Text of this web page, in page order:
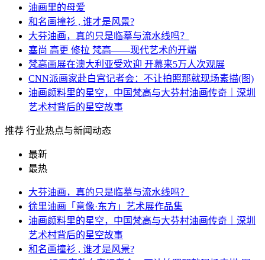
油画里的母爱
和名画撞衫 , 谁才是风景?
大芬油画，真的只是临摹与流水线吗？
塞尚 高更 修拉 梵高——现代艺术的开端
梵高画展在澳大利亚受欢迎 开幕来5万人次观展
CNN派画家赴白宫记者会：不让拍照那就现场素描(图)
油画颜料里的星空，中国梵高与大芬村油画传奇｜深圳
艺术村背后的星空故事
推荐 行业热点与新闻动态
最新
最热
大芬油画，真的只是临摹与流水线吗？
徐里油画「意像·东方」艺术展作品集
油画颜料里的星空，中国梵高与大芬村油画传奇｜深圳
艺术村背后的星空故事
和名画撞衫 , 谁才是风景?